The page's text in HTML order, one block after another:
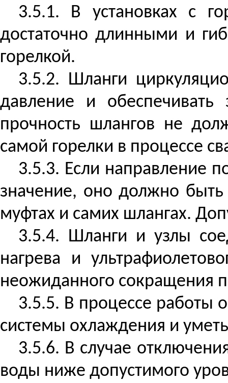
3.5.1. В установках с
достаточно длинными и
горелкой.
3.5.2. Шланги
давление и
прочность шлангов не
самой горелки в процессе
3.5.3. Если направление
значение, оно должно быть
муфтах и самих шлангах.
3.5.4. Шланги и узлы
нагрева и
неожиданного сокращения
3.5.5. В процессе работы
системы охлаждения и
3.5.6. В случае
воды ниже допустимого